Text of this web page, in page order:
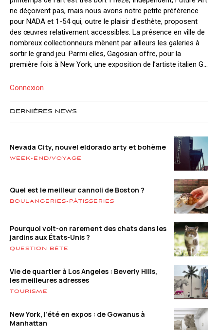
ne déçoivent pas, mais nous avons notre petite préférence
pour NADA et 1-54 qui, outre le plaisir d'esthète, proposent
des œuvres relativement accessibles. La présence en ville de
nombreux collectionneurs mènent par ailleurs les galeries à
sortir le grand jeu. Parmi elles, Gagosian offre, pour la
première fois à New York, une exposition de l’artiste italien G...
Connexion
DERNIÈRES NEWS
Nevada City, nouvel eldorado arty et bohème
WEEK-END/VOYAGE
Quel est le meilleur cannoli de Boston ?
BOULANGERIES-PÂTISSERIES
Pourquoi voit-on rarement des chats dans les
jardins aux États-Unis ?
QUESTION BÊTE
Vie de quartier à Los Angeles : Beverly Hills,
les meilleures adresses
TOURISME
New York, l’été en expos : de Gowanus à
Manhattan